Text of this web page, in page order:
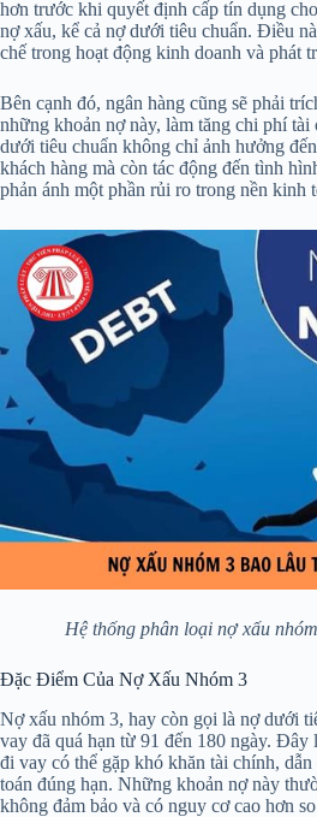
hơn trước khi quyết định cấp tín dụng
nợ xấu, kể cả nợ dưới tiêu chuẩn. Điều
chế trong hoạt động kinh doanh và phát
Bên cạnh đó, ngân hàng cũng sẽ phải
những khoản nợ này, làm tăng chi phí
dưới tiêu chuẩn không chỉ ảnh hưởng
khách hàng mà còn tác động đến tình
phản ánh một phần rủi ro trong nền kinh
Hệ thống phân loại nợ xấu
Đặc Điểm Của Nợ Xấu Nhóm 3
Nợ xấu nhóm 3, hay còn gọi là nợ dưới
vay đã quá hạn từ 91 đến 180 ngày. Đây
đi vay có thể gặp khó khăn tài chính,
toán đúng hạn. Những khoản nợ này
không đảm bảo và có nguy cơ cao hơn